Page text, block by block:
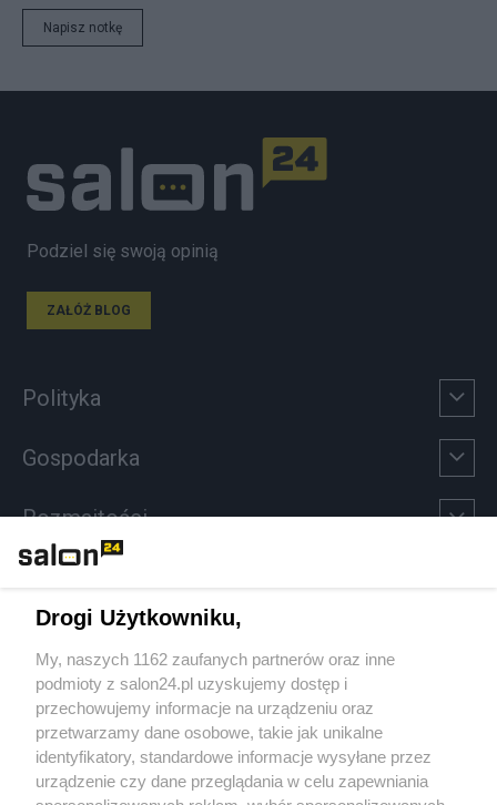
Napisz notkę
Podziel się swoją opinią
ZAŁÓŻ BLOG
Polityka
Gospodarka
Rozmaitości
Sport
Społeczeństwo
Kultura
Drogi Użytkowniku,
My, naszych 1162 zaufanych partnerów oraz inne
podmioty z salon24.pl uzyskujemy dostęp i
przechowujemy informacje na urządzeniu oraz
przetwarzamy dane osobowe, takie jak unikalne
identyfikatory, standardowe informacje wysyłane przez
urządzenie czy dane przeglądania w celu zapewniania